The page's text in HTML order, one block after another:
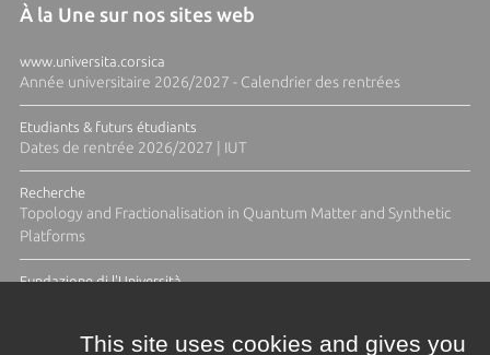
À la Une sur nos sites web
www.universita.corsica
Année universitaire 2026/2027 - Calendrier des rentrées
Etudiants & futurs étudiants
Dates de rentrée 2026/2027 | IUT
Recherche
Topology and Fractionalisation in Quantum Matter and Synthetic
Platforms
Fundazione di l'Università
This site uses cookies and gives you